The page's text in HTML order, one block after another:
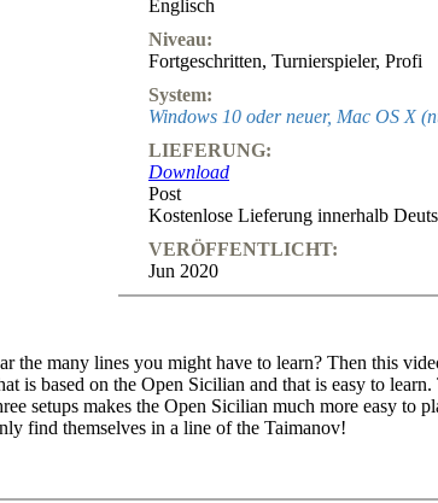
Englisch
Niveau:
Fortgeschritten, Turnierspieler, Profi
System:
Windows 10 oder neuer, Mac OS X
LIEFERUNG:
Download
Post
Kostenlose Lieferung innerhalb
VERÖFFENTLICHT:
Jun 2020
many lines you might have to learn? Then this
is based on the Open Sicilian and that is easy to
setups makes the Open Sicilian much more easy to
find themselves in a line of the Taimanov!